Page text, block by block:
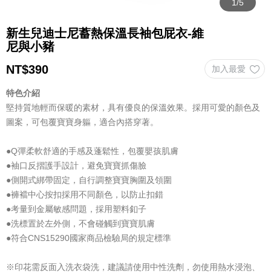
新生兒迪士尼蓄熱保溫長袖包屁衣-維
尼與小豬
NT$390
特色介紹
堅持質地輕而保暖的素材，具有優良的保溫效果。採用可愛的顏色及
圖案，可包覆寶寶身軀，適合內搭穿著。
●Q彈柔軟舒適的手感及蓬鬆性，包覆嬰孩肌膚
●袖口反摺護手設計，避免寶寶抓傷臉
●側開式綁帶固定，自行調整寶寶胸圍及領圍
●褲襠中心按扣採用不同顏色，以防止扣錯
●考量到金屬敏感問題，採用塑料釦子
●洗標置於左外側，不會碰觸到寶寶肌膚
●符合CNS15290國家商品檢驗局的規定標準
※印花需反面入洗衣袋洗，建議請使用中性洗劑，勿使用熱水浸泡、